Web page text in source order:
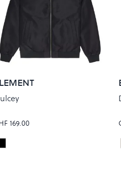
169.00
Flint Black